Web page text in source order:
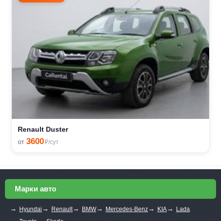
Renault Duster
от 3600₽/сут
Марки авто
→ Hyundai → Renault→ BMW→ Mercedes-Benz→ KIA→ Lada